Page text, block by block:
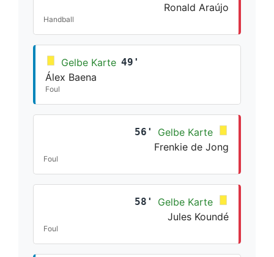
Ronald Araújo
Handball
Gelbe Karte 49'
Álex Baena
Foul
56'
Gelbe Karte
Frenkie de Jong
Foul
58'
Gelbe Karte
Jules Koundé
Foul